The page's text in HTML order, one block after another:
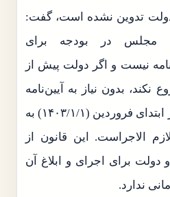
تدوین نشده است، گفت:
مجلس در بودجه برای
نیست و اگر دولت پیش از
نکند، بدون نیاز به آیین‌نامه
خود به خود همسان‌سازی از ابتدای فروردین (۱۴۰۳/۱/۱) به
الاجراست. این قانون از
دولت برای اجرای و ابلاغ آن
ندارد.